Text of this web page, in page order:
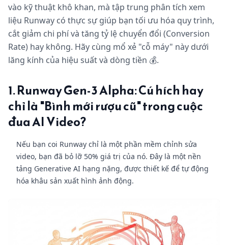
vào kỹ thuật khô khan, mà tập trung phân tích xem
liệu Runway có thực sự giúp bạn tối ưu hóa quy trình,
cắt giảm chi phí và tăng tỷ lệ chuyển đổi (Conversion
Rate) hay không. Hãy cùng mổ xẻ "cỗ máy" này dưới
lăng kính của hiệu suất và dòng tiền 💰.
1. Runway Gen-3 Alpha: Cú hích hay
chỉ là "Bình mới rượu cũ" trong cuộc
đua AI Video?
Nếu bạn coi Runway chỉ là một phần mềm chỉnh sửa
video, bạn đã bỏ lỡ 50% giá trị của nó. Đây là một nền
tảng Generative AI hạng nặng, được thiết kế để tự động
hóa khâu sản xuất hình ảnh động.